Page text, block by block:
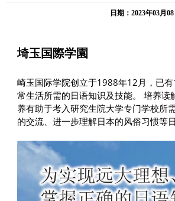
日期：2023年03月08
埼玉国際学園
崎玉国际学院创立于1988年12月，已
常生活所需的日语知识及技能。 培养
养有助于考入研究生院大学专门学校所
的交流、进一步理解日本的风俗习惯等日